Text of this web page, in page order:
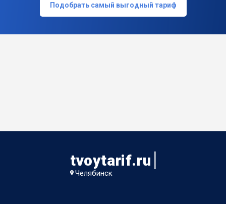
Подобрать самый выгодный тариф
tvoytarif.ru
Челябинск